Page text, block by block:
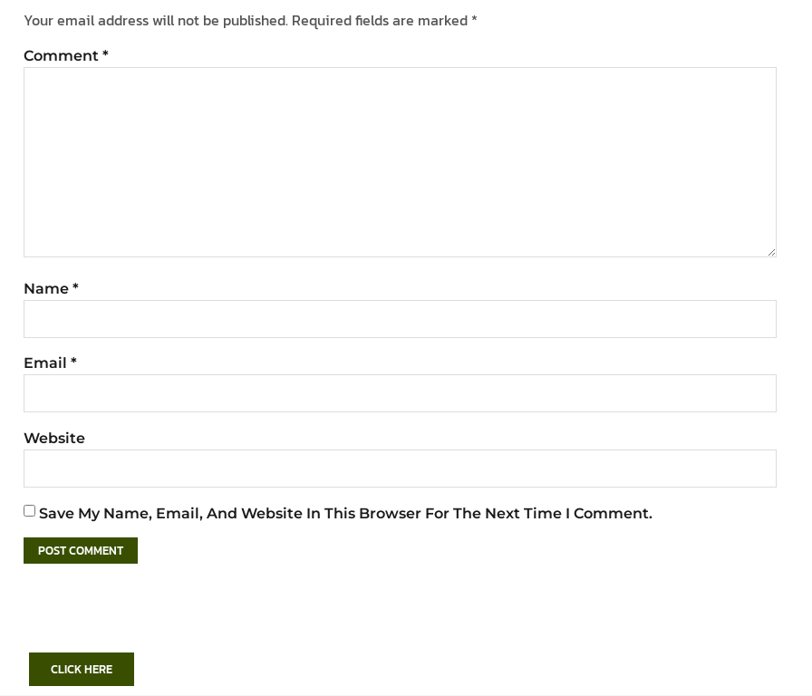
Your email address will not be published. Required fields are marked *
Comment *
Name *
Email *
Website
Save My Name, Email, And Website In This Browser For The Next Time I Comment.
CLICK HERE